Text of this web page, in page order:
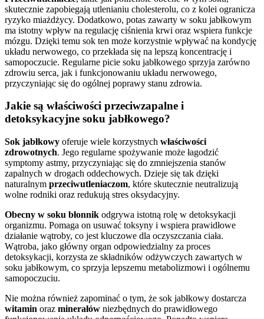
skutecznie zapobiegają utlenianiu cholesterolu, co z kolei ogranicza
ryzyko miażdżycy. Dodatkowo, potas zawarty w soku jabłkowym
ma istotny wpływ na regulację ciśnienia krwi oraz wspiera funkcje
mózgu. Dzięki temu sok ten może korzystnie wpływać na kondycję
układu nerwowego, co przekłada się na lepszą koncentrację i
samopoczucie. Regularne picie soku jabłkowego sprzyja zarówno
zdrowiu serca, jak i funkcjonowaniu układu nerwowego,
przyczyniając się do ogólnej poprawy stanu zdrowia.
Jakie są właściwości przeciwzapalne i
detoksykacyjne soku jabłkowego?
Sok jabłkowy oferuje wiele korzystnych właściwości
zdrowotnych. Jego regularne spożywanie może łagodzić
symptomy astmy, przyczyniając się do zmniejszenia stanów
zapalnych w drogach oddechowych. Dzieje się tak dzięki
naturalnym przeciwutleniaczom, które skutecznie neutralizują
wolne rodniki oraz redukują stres oksydacyjny.
Obecny w soku błonnik odgrywa istotną rolę w detoksykacji
organizmu. Pomaga on usuwać toksyny i wspiera prawidłowe
działanie wątroby, co jest kluczowe dla oczyszczania ciała.
Wątroba, jako główny organ odpowiedzialny za proces
detoksykacji, korzysta ze składników odżywczych zawartych w
soku jabłkowym, co sprzyja lepszemu metabolizmowi i ogólnemu
samopoczuciu.
Nie można również zapominać o tym, że sok jabłkowy dostarcza
witamin oraz minerałów niezbędnych do prawidłowego